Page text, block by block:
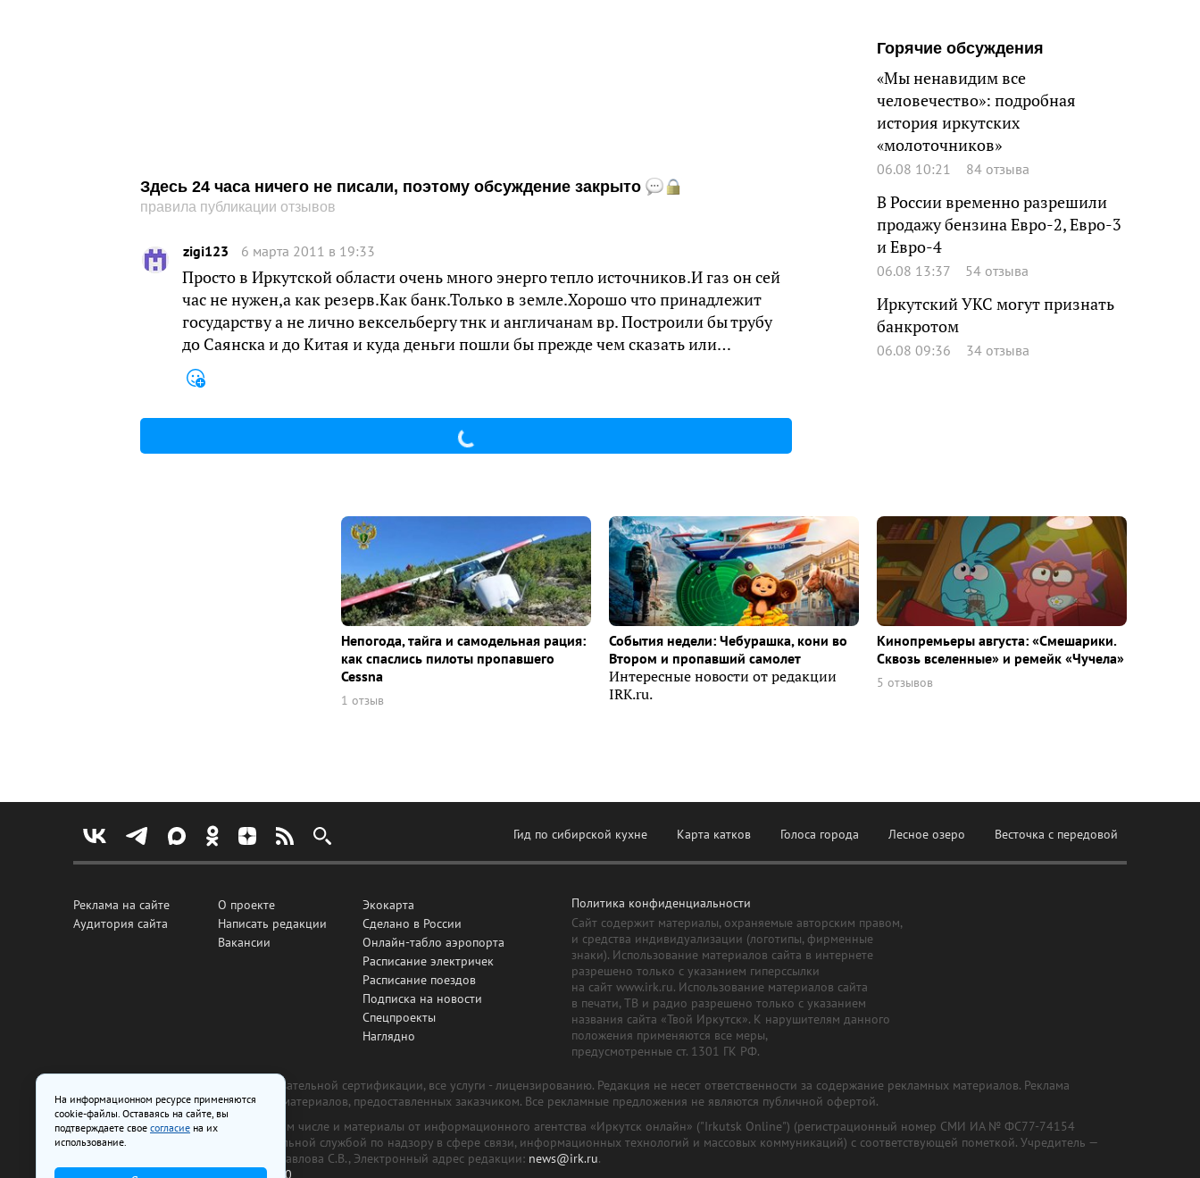
Здесь 24 часа ничего не писали, поэтому обсуждение закрыто
правила публикации отзывов
zigi123 6 марта 2011 в 19:33
Просто в Иркутской области очень много энерго тепло источников.И газ он сей
час не нужен,а как резерв.Как банк.Только в земле.Хорошо что принадлежит
государству а не лично вексельбергу тнк и англичанам вр. Построили бы трубу
до Саянска и до Китая и куда деньги пошли бы прежде чем сказать или…
Горячие обсуждения
«Мы ненавидим все
человечество»: подробная
история иркутских
«молоточников»
06.08 10:21 84 отзыва
В России временно разрешили
продажу бензина Евро-2, Евро-3
и Евро-4
06.08 13:37 54 отзыва
Иркутский УКС могут признать
банкротом
06.08 09:36 34 отзыва
Непогода, тайга и самодельная рация:
как спаслись пилоты пропавшего
Cessna
1 отзыв
События недели: Чебурашка, кони во
Втором и пропавший самолет
Интересные новости от редакции
IRK.ru.
Кинопремьеры августа: «Смешарики.
Сквозь вселенные» и ремейк «Чучела»
5 отзывов
Гид по сибирской кухне Карта катков Голоса города Лесное озеро Весточка с передовой
Реклама на сайте
Аудитория сайта
О проекте
Написать редакции
Вакансии
Экокарта
Сделано в России
Онлайн-табло аэропорта
Расписание электричек
Расписание поездов
Подписка на новости
Спецпроекты
Наглядно
Политика конфиденциальности
Сайт содержит материалы, охраняемые авторским правом,
и средства индивидуализации (логотипы, фирменные
знаки). Использование материалов сайта в интернете
разрешено только с указанием гиперссылки
на сайт www.irk.ru. Использование материалов сайта
в печати, ТВ и радио разрешено только с указанием
названия сайта «Твой Иркутск». К нарушителям данного
положения применяются все меры,
предусмотренные ст. 1301 ГК РФ.
Все рекламные товары подлежат обязательной сертификации, все услуги - лицензированию. Редакция не несет ответственности за содержание рекламных материалов. Реклама
изготовлена и размещена на основе материалов, предоставленных заказчиком. Все рекламные предложения не являются публичной офертой.
На сайте www.irk.ru размещаются в том числе и материалы от информационного агентства «Иркутск онлайн» ("Irkutsk Online") (регистрационный номер СМИ ИА № ФС77-74154
от 29 октября 2018 г., выдан Федеральной службой по надзору в сфере связи, информационных технологий и массовых коммуникаций) с соответствующей пометкой. Учредитель —
ООО «Ирк.ру». Главный редактор — Павлова С.В., Электронный адрес редакции: news@irk.ru.
Телефон редакции:
+7 (3952) 48-88-50
На информационном ресурсе применяются
cookie-файлы. Оставаясь на сайте, вы
подтверждаете свое согласие на их
использование.